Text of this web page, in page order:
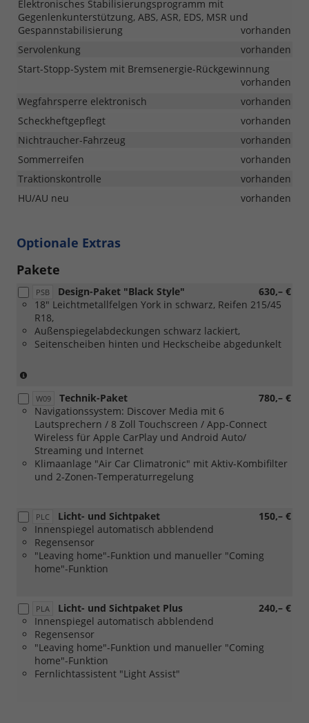
Elektronisches Stabilisierungsprogramm mit
Gegenlenkunterstützung, ABS, ASR, EDS, MSR und
Gespannstabilisierung
vorhanden
Servolenkung
vorhanden
Start-Stopp-System mit Bremsenergie-Rückgewinnung
vorhanden
Wegfahrsperre elektronisch
vorhanden
Scheckheftgepflegt
vorhanden
Nichtraucher-Fahrzeug
vorhanden
Sommerreifen
vorhanden
Traktionskontrolle
vorhanden
HU/AU neu
vorhanden
Optionale Extras
Pakete
PSB 630,– €
Design-Paket "Black Style"
18" Leichtmetallfelgen York in schwarz, Reifen 215/45
R18,
Außenspiegelabdeckungen schwarz lackiert,
Seitenscheiben hinten und Heckscheibe abgedunkelt
Verbindung
mit:
[PJ7]
18
Zoll
Leichtmetallräder
"York")
W09 780,– €
Technik-Paket
Navigationssystem: Discover Media mit 6
Lautsprechern / 8 Zoll Touchscreen / App-Connect
Wireless für Apple CarPlay und Android Auto/
Streaming und Internet
Klimaanlage "Air Car Climatronic" mit Aktiv-Kombifilter
und 2-Zonen-Temperaturregelung
PLC 150,– €
Licht- und Sichtpaket
Innenspiegel automatisch abblendend
Regensensor
"Leaving home"-Funktion und manueller "Coming
home"-Funktion
PLA 240,– €
Licht- und Sichtpaket Plus
Innenspiegel automatisch abblendend
Regensensor
"Leaving home"-Funktion und manueller "Coming
home"-Funktion
Fernlichtassistent "Light Assist"